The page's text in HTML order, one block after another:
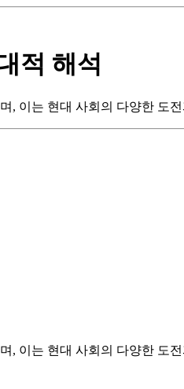
적 해석
, 이는 현대 사회의 다양한 도
, 이는 현대 사회의 다양한 도